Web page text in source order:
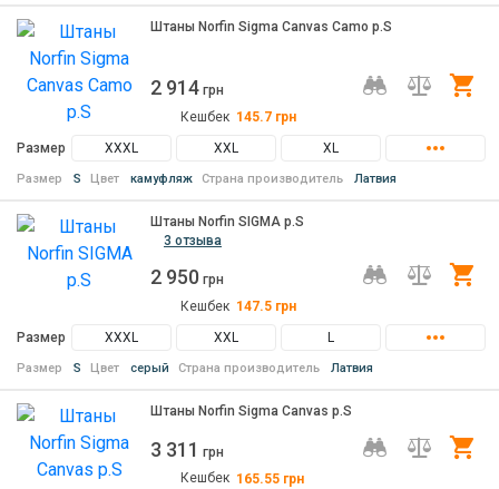
Штаны Norfin Sigma Canvas Camo р.S
2 914 грн
Кешбек 145.7 грн
Размер
XXXL XXL XL
Размер S Цвет камуфляж Страна производитель Латвия
3 отзыва
Штаны Norfin SIGMA р.S
2 950 грн
Кешбек 147.5 грн
Размер
XXXL XXL L
Размер S Цвет серый Страна производитель Латвия
Штаны Norfin Sigma Canvas р.S
3 311 грн
Кешбек 165.55 грн